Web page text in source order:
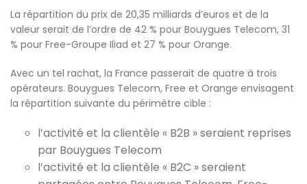
La répartition du prix de 20,35 milliards d’euros et de la
valeur serait de l’ordre de 42 % pour Bouygues Telecom, 31
% pour Free-Groupe Iliad et 27 % pour Orange.
Avec un tel rachat, la France passerait de quatre à trois
opérateurs. Bouygues Telecom, Free et Orange envisagent
la répartition suivante du périmètre cible :
l’activité et la clientèle « B2B » seraient reprises
par Bouygues Telecom
l’activité et la clientèle « B2C » seraient